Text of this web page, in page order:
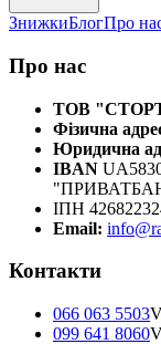
ЗнижкиБлогПро
Про нас
ТОВ
Фізична
Юридична
IBAN
ІПН
Email:
Контакти
066 063 5503
099 641 8060